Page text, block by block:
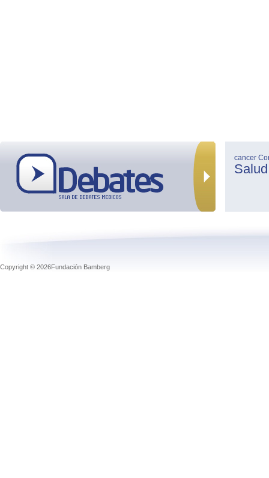
cancer
Salud
Copyright © 2026Fundación Bamberg